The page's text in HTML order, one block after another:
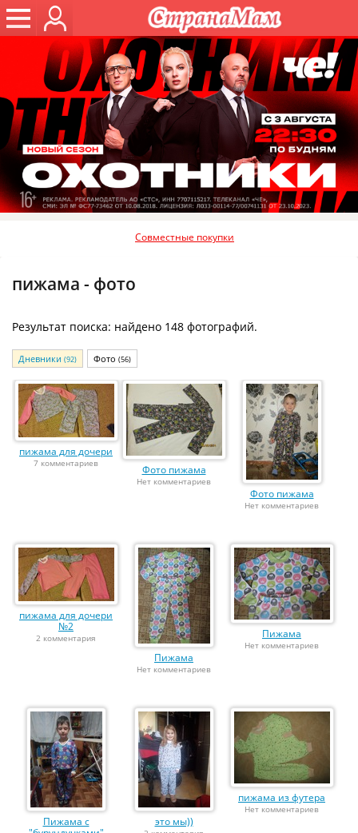
Совместные покупки
пижама - фото
Результат поиска: найдено 148 фотографий.
Дневники (92) Фото (56)
пижама для дочери
7 комментариев Фото пижама
Нет комментариев
Фото пижама
Нет комментариев
пижама для дочери
№2
2 комментария
Пижама
Нет комментариев
Пижама
Нет комментариев
Пижама с
это мы))
пижама из футера
Нет комментариев